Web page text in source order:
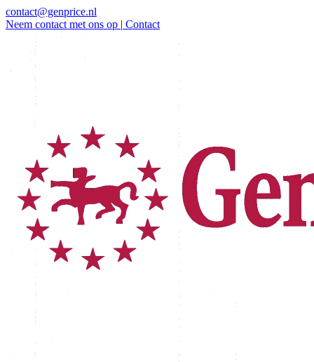
contact@genprice.nl
Neem contact met ons op | Contact